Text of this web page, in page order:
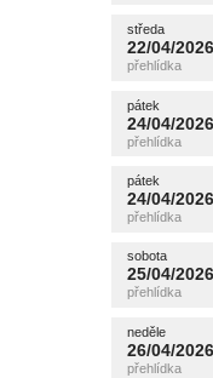
středa
22/04/2026
středa
22/04/2026
pátek
24/04/2026
pátek
24/04/2026
pátek
24/04/2026
pátek
24/04/2026
sobota
25/04/2026
sobota
25/04/2026
neděle
26/04/2026
neděle
26/04/2026